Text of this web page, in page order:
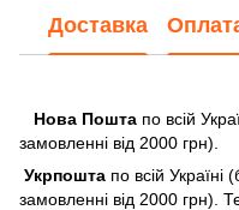
Доставка
Нова Пошта по всій
замовленні від 2000 грн).
Укрпошта по всій Україні
замовленні від 2000 грн).